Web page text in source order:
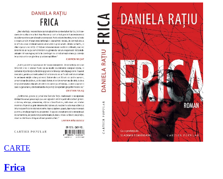
CARTE
Frica